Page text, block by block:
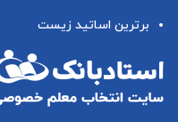
برترین اساتید زیست